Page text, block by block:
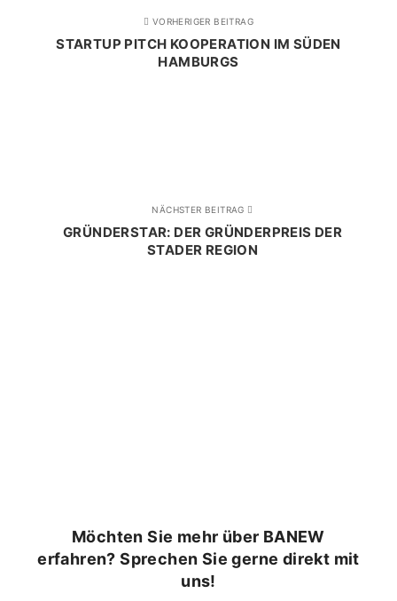
VORHERIGER BEITRAG
STARTUP PITCH KOOPERATION IM SÜDEN
HAMBURGS
NÄCHSTER BEITRAG
GRÜNDERSTAR: DER GRÜNDERPREIS DER
STADER REGION
Möchten Sie mehr über BANEW
erfahren? Sprechen Sie gerne direkt mit
uns!